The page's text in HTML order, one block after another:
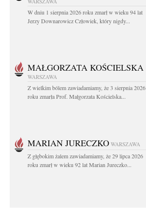
W dniu 1 sierpnia 2026 roku zmarł w wieku 94 lat
Jerzy Downarowicz Człowiek, który nigdy...
MAŁGORZATA KOŚCIELSKA
WARSZAWA
Z wielkim bólem zawiadamiamy, że 3 sierpnia 2026
roku zmarła Prof. Małgorzata Kościelska...
MARIAN JURECZKO WARSZAWA
Z głębokim żalem zawiadamiamy, że 29 lipca 2026
roku zmarł w wieku 92 lat Marian Jureczko...